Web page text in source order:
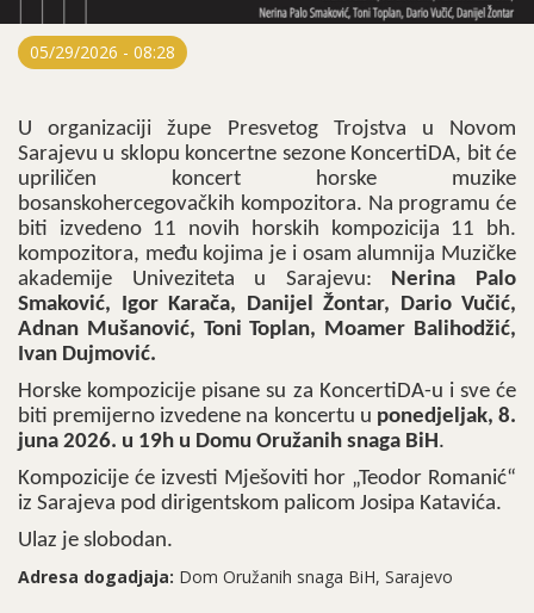
05/29/2026 - 08:28
U organizaciji župe Presvetog Trojstva u Novom
Sarajevu u sklopu koncertne sezone KoncertiDA, bit će
upriličen koncert horske muzike
bosanskohercegovačkih kompozitora. Na programu će
biti izvedeno 11 novih horskih kompozicija 11 bh.
kompozitora, među kojima je i osam alumnija Muzičke
akademije Univeziteta u Sarajevu: Nerina Palo
Smaković, Igor Karača, Danijel Žontar, Dario Vučić,
Adnan Mušanović, Toni Toplan, Moamer Balihodžić,
Ivan Dujmović.
Horske kompozicije pisane su za KoncertiDA-u i sve će
biti premijerno izvedene na koncertu u ponedjeljak, 8.
juna 2026. u 19h u Domu Oružanih snaga BiH.
Kompozicije će izvesti Mješoviti hor „Teodor Romanić“
iz Sarajeva pod dirigentskom palicom Josipa Katavića.
Ulaz je slobodan.
Adresa dogadjaja: Dom Oružanih snaga BiH, Sarajevo